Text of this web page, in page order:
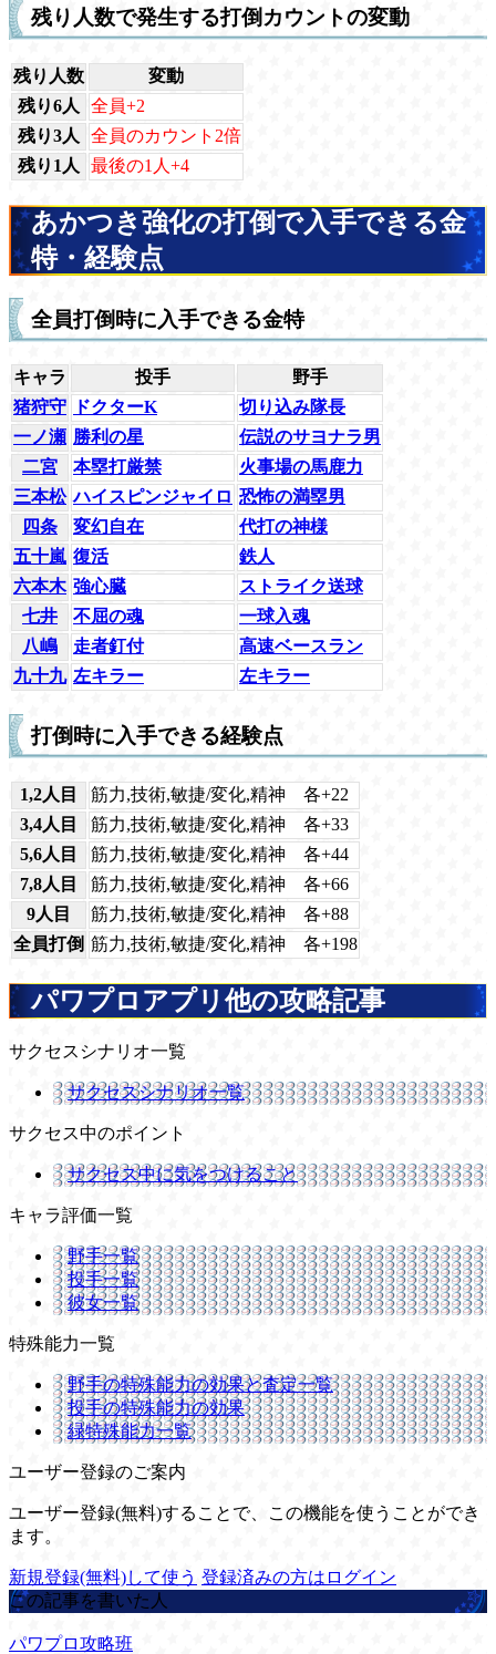
残り人数で発生する打倒カウントの変動
残り人数
変動
残り6人
全員+2
残り3人
全員のカウント2倍
残り1人
最後の1人+4
あかつき強化の打倒で入手できる金
特・経験点
全員打倒時に入手できる金特
キャラ 投手
野手
猪狩守
ドクターK
切り込み隊長
一ノ瀬 勝利の星
伝説のサヨナラ男
二宮
本塁打厳禁
火事場の馬鹿力
三本松 ハイスピンジャイロ 恐怖の満塁男
四条
変幻自在
代打の神様
五十嵐 復活
鉄人
六本木 強心臓
ストライク送球
七井
不屈の魂
一球入魂
八嶋
走者釘付
高速ベースラン
九十九 左キラー 左キラー
打倒時に入手できる経験点
1,2人目
筋力,技術,敏捷/変化,精神 各+22
3,4人目
筋力,技術,敏捷/変化,精神 各+33
5,6人目
筋力,技術,敏捷/変化,精神 各+44
7,8人目
筋力,技術,敏捷/変化,精神 各+66
9人目
筋力,技術,敏捷/変化,精神 各+88
全員打倒 筋力,技術,敏捷/変化,精神 各+198
パワプロアプリ他の攻略記事
サクセスシナリオ一覧
サクセスシナリオ一覧
サクセス中のポイント
サクセス中に気をつけること
キャラ評価一覧
野手一覧
投手一覧
彼女一覧
特殊能力一覧
野手の特殊能力の効果と査定一覧
投手の特殊能力の効果
緑特殊能力一覧
ユーザー登録のご案内
ユーザー登録(無料)することで、この機能を使うことができ
ます。
新規登録(無料)して使う 登録済みの方はログイン
この記事を書いた人
パワプロ攻略班